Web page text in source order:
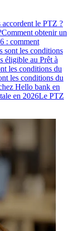
accordent le PTZ ?
Comment obtenir un
: comment
sont les conditions
éligible au Prêt à
les conditions du
les conditions du
Hello bank en
en 2026Le PTZ